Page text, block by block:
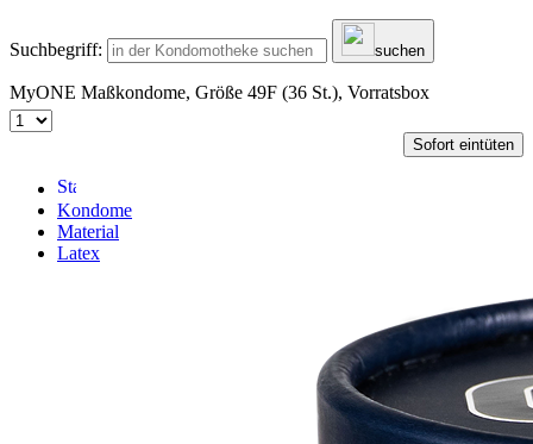
Suchbegriff: suchen
MyONE Maßkondome, Größe 49F (36 St.), Vorratsbox
Sofort eintüten
Kondome
Material
Latex